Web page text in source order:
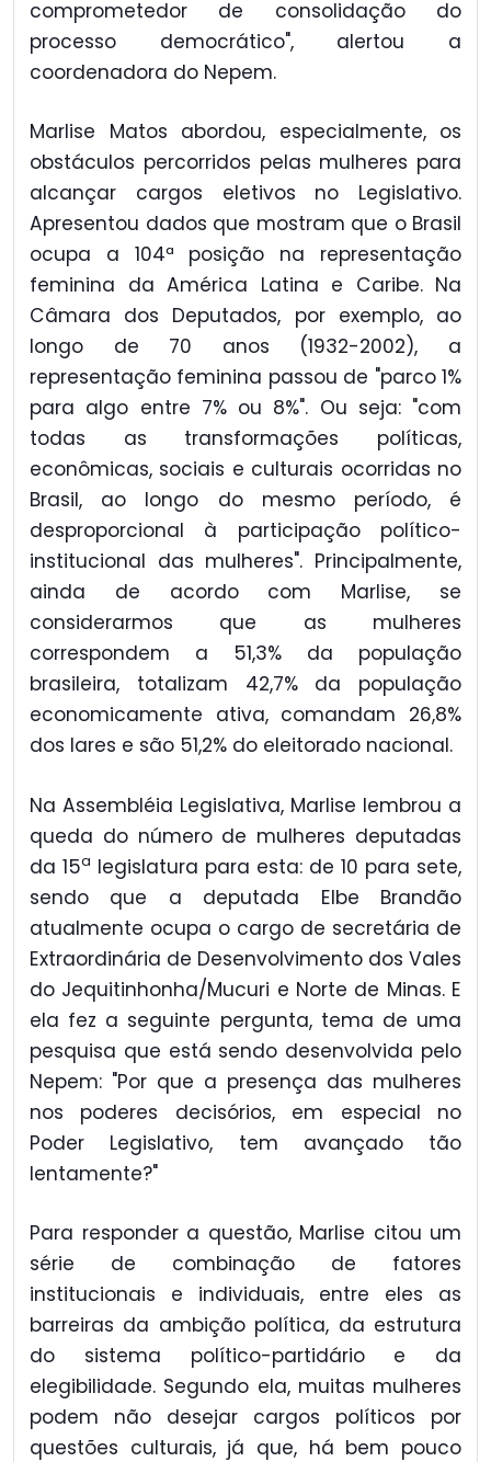
comprometedor de consolidação do
processo democrático", alertou a
coordenadora do Nepem.
Marlise Matos abordou, especialmente, os
obstáculos percorridos pelas mulheres para
alcançar cargos eletivos no Legislativo.
Apresentou dados que mostram que o Brasil
ocupa a 104ª posição na representação
feminina da América Latina e Caribe. Na
Câmara dos Deputados, por exemplo, ao
longo de 70 anos (1932-2002), a
representação feminina passou de "parco 1%
para algo entre 7% ou 8%". Ou seja: "com
todas as transformações políticas,
econômicas, sociais e culturais ocorridas no
Brasil, ao longo do mesmo período, é
desproporcional à participação político-
institucional das mulheres". Principalmente,
ainda de acordo com Marlise, se
considerarmos que as mulheres
correspondem a 51,3% da população
brasileira, totalizam 42,7% da população
economicamente ativa, comandam 26,8%
dos lares e são 51,2% do eleitorado nacional.
Na Assembléia Legislativa, Marlise lembrou a
queda do número de mulheres deputadas
da 15a legislatura para esta: de 10 para sete,
sendo que a deputada Elbe Brandão
atualmente ocupa o cargo de secretária de
Extraordinária de Desenvolvimento dos Vales
do Jequitinhonha/Mucuri e Norte de Minas. E
ela fez a seguinte pergunta, tema de uma
pesquisa que está sendo desenvolvida pelo
Nepem: "Por que a presença das mulheres
nos poderes decisórios, em especial no
Poder Legislativo, tem avançado tão
lentamente?"
Para responder a questão, Marlise citou um
série de combinação de fatores
institucionais e individuais, entre eles as
barreiras da ambição política, da estrutura
do sistema político-partidário e da
elegibilidade. Segundo ela, muitas mulheres
podem não desejar cargos políticos por
questões culturais, já que, há bem pouco